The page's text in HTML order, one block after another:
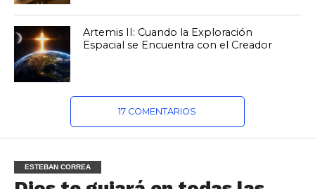
Artemis II: Cuando la Exploración
Espacial se Encuentra con el Creador
17 COMENTARIOS
ESTEBAN CORREA